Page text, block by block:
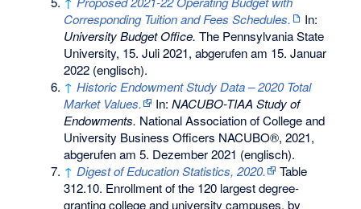
Corresponding Tuition and Fees Schedules.
In:
University Budget Office. The Pennsylvania State
University, 15. Juli 2021, abgerufen am 15. Januar
2022 (englisch).
↑ Historic Endowment Study Data – 2020 Total
Market Values.
In:NACUBO-TIAA Study of
Endowments. National Association of College and
University Business Officers NACUBO®, 2021,
abgerufen am 5. Dezember 2021 (englisch).
↑ Digest of Education Statistics, 2020.
Table
312.10. Enrollment of the 120 largest degree-
granting college and university campuses, by